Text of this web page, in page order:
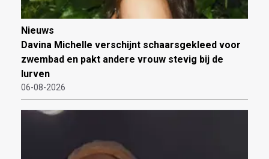
Nieuws
Davina Michelle verschijnt schaarsgekleed voor
zwembad en pakt andere vrouw stevig bij de
lurven
06-08-2026